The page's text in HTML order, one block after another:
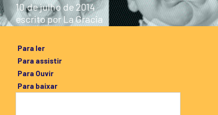
10 de julho de 2014
escrito porLa Gracia
Para ler
Para assistir
Para Ouvir
Para baixar